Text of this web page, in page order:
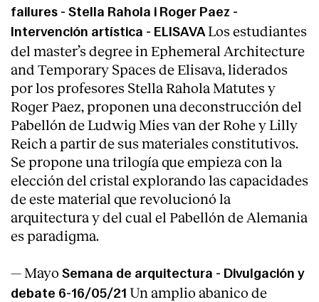
Index
failures - Stella Rahola i Roger Paez -
Intervención artística - ELISAVA Los estudiantes
del master’s degree in Ephemeral Architecture
and Temporary Spaces de Elisava, liderados
por los profesores Stella Rahola Matutes y
Roger Paez, proponen una deconstrucción del
Pabellón de Ludwig Mies van der Rohe y Lilly
Reich a partir de sus materiales constitutivos.
Se propone una trilogía que empieza con la
elección del cristal explorando las capacidades
de este material que revolucionó la
arquitectura y del cual el Pabellón de Alemania
es paradigma.
— Mayo Semana de arquitectura - Divulgación y
debate 6-16/05/21 Un amplio abanico de